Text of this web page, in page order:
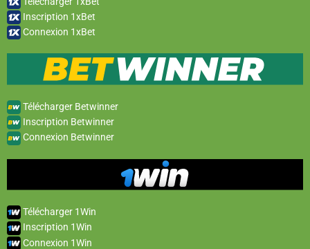
Inscription 1xBet
Connexion 1xBet
Télécharger Betwinner
Inscription Betwinner
Connexion Betwinner
Télécharger 1Win
Inscription 1Win
Connexion 1Win